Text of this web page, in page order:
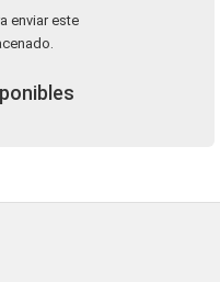
enviar este